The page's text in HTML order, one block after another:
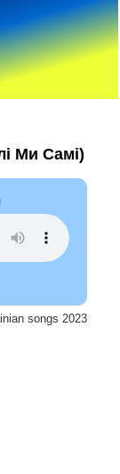
Ми Самі)
songs 2023